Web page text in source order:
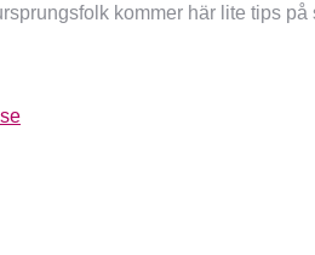
kommer här lite tips på